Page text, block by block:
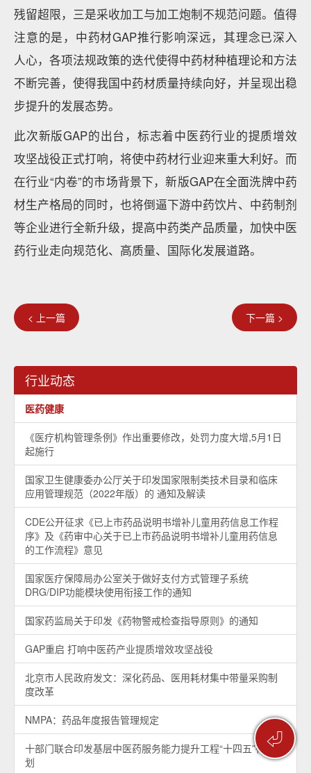
⏎
残留超限，三是采收加工与加工炮制不规范问题。值得
注意的是，中药材GAP推行影响深远，其理念已深入
人心，各项法规政策的迭代使得中药材种植理论和方法
不断完善，使得我国中药材质量持续向好，并呈现出稳
步提升的发展态势。
此次新版GAP的出台，标志着中医药行业的提质增效
攻坚战役正式打响，将使中药材行业迎来重大利好。而
在行业“内卷”的市场背景下，新版GAP在全面洗牌中药
材生产格局的同时，也将倒逼下游中药饮片、中药制剂
等企业进行全新升级，提高中药类产品质量，加快中医
药行业走向规范化、高质量、国际化发展道路。
< 上一篇 下一篇 >
行业动态
医药健康
《医疗机构管理条例》作出重要修改，处罚力度大增,5月1日
起施行
国家卫生健康委办公厅关于印发国家限制类技术目录和临床
应用管理规范（2022年版）的 通知及解读
CDE公开征求《已上市药品说明书增补儿童用药信息工作程
序》及《药审中心关于已上市药品说明书增补儿童用药信息
的工作流程》意见
国家医疗保障局办公室关于做好支付方式管理子系统
DRG/DIP功能模块使用衔接工作的通知
国家药监局关于印发《药物警戒检查指导原则》的通知
GAP重启 打响中医药产业提质增效攻坚战役
北京市人民政府发文：深化药品、医用耗材集中带量采购制
度改革
NMPA：药品年度报告管理规定
十部门联合印发基层中医药服务能力提升工程“十四五”行动计
划